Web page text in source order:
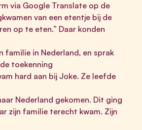
via Google Translate op de
van een etentje bij de
op te eten.” Daar konden
familie in Nederland, en sprak
toekenning
hard aan bij Joke. Ze leefde
Nederland gekomen. Dit ging
zijn familie terecht kwam. Zijn